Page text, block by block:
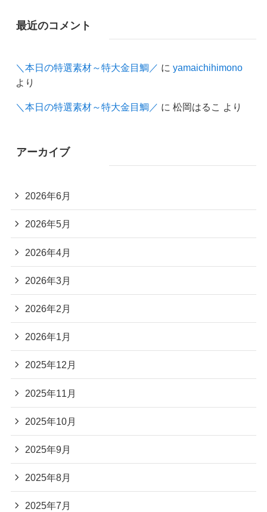
最近のコメント
＼本日の特選素材～特大金目鯛／ に yamaichihimono
より
＼本日の特選素材～特大金目鯛／ に 松岡はるこ より
アーカイブ
2026年6月
2026年5月
2026年4月
2026年3月
2026年2月
2026年1月
2025年12月
2025年11月
2025年10月
2025年9月
2025年8月
2025年7月